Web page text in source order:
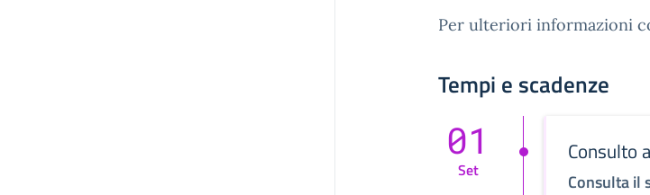
Per ulteriori informazioni
Tempi e scadenze
Consulto
Consulta il
01
Set